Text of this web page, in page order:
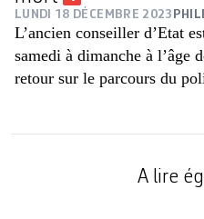
LUNDI 18 DÉCEMBRE 2023
L’ancien conseiller d’Etat
samedi à dimanche à l’âge
retour sur le parcours du
A lire